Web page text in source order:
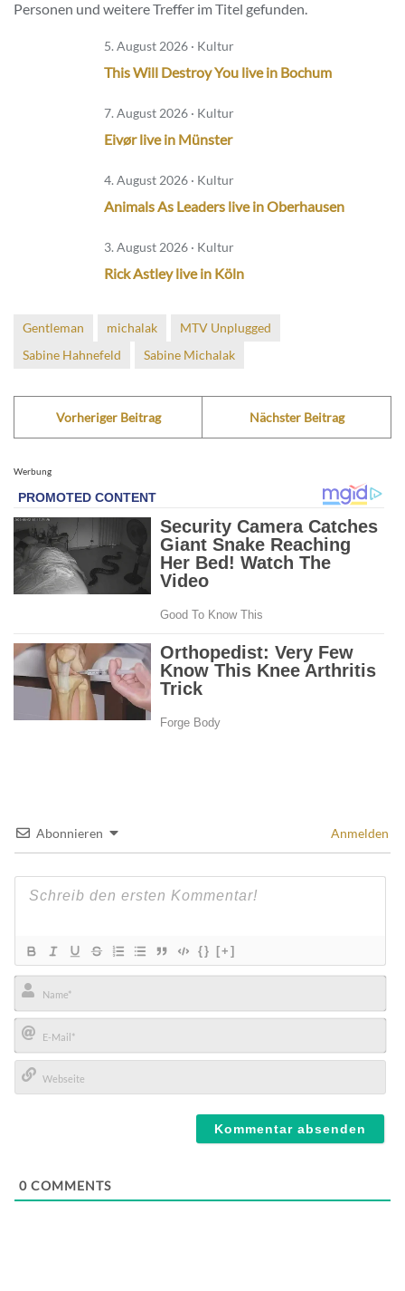
Personen und weitere Treffer im Titel gefunden.
5. August 2026 · Kultur
This Will Destroy You live in Bochum
7. August 2026 · Kultur
Eivør live in Münster
4. August 2026 · Kultur
Animals As Leaders live in Oberhausen
3. August 2026 · Kultur
Rick Astley live in Köln
Gentleman michalak
MTV Unplugged
Sabine Hahnefeld
Sabine Michalak
Vorheriger Beitrag Nächster Beitrag
Werbung
Abonnieren Anmelden
{} [+]
Name*
E-
Mail*
0 COMMENTS